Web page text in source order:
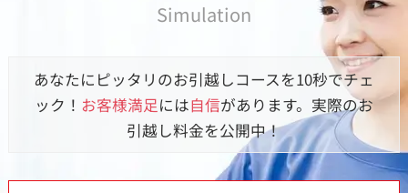
Simulation
あなたにピッタリのお引越しコースを10秒でチェ
ック！ お客様満足には自信があります。実際のお
引越し料金を公開中！